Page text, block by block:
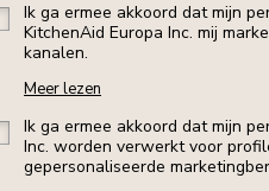
Ik ga ermee akkoord dat mijn
KitchenAid Europa Inc. mij
kanalen.
Meer lezen
Ik ga ermee akkoord dat mijn
Inc. worden verwerkt voor
gepersonaliseerde